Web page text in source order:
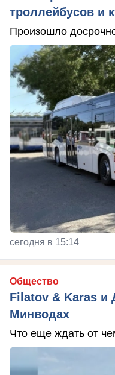
троллейбусов и
Произошло
сегодня в 15:14
Общество
Filatov & Karas и
Минводах
Что еще ждать от